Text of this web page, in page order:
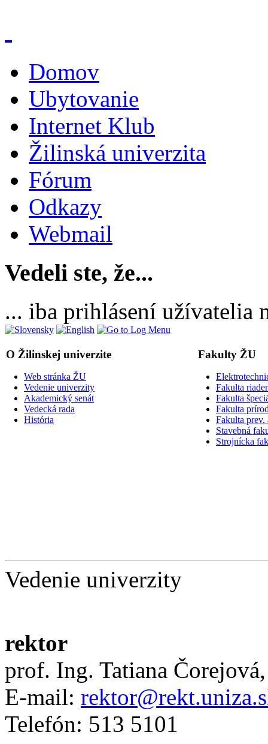
Domov
Ubytovanie
Internet Klub
Žilinská univerzita
Fórum
Odkazy
Webmail
Vedeli ste, že...
... iba prihlásení užívatelia
O Žilinskej univerzite Fakulty ŽU
Web stránka ŽU
Vedenie univerzity
Akademický senát
Vedecká rada
História
Fakulta
Fakulta
Fakulta
Fakulta prev.
Stavebná
Strojnícka
Vedenie univerzity
rektor
prof. Ing. Tatiana
E-mail:
Telefón: 513 5101